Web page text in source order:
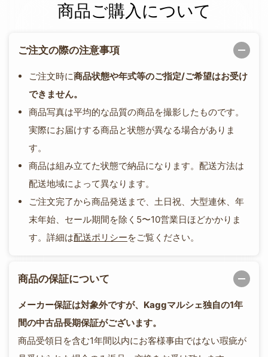
商品ご購入について
ご注文の際の注意事項
ご注文時に商品状態や年式等のご指定/ご希望はお受け
できません。
商品写真は平均的な品質の商品を撮影したものです。
実際にお届けする商品と状態が異なる場合がありま
す。
商品は組み立てた状態で納品になります。配送方法は
配送地域によって異なります。
ご注文完了から商品発送まで、土日祝、大型連休、年
末年始、セール期間を除く5〜10営業日ほどかかりま
す。詳細は配送ポリシーをご覧ください。
商品の保証について
メーカー保証は対象外ですが、Kaggマルシェ独自の1年
間の中古品長期保証がございます。
商品受領日を含む1年間以内にお客様事由ではない瑕疵が